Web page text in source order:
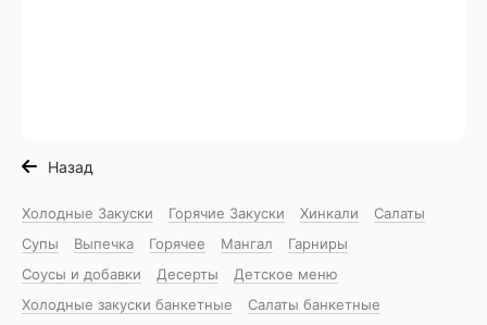
Назад
Холодные Закуски Горячие Закуски Хинкали
Салаты
Супы
Выпечка Горячее Мангал
Гарниры
Соусы и добавки
Десерты
Детское меню
Холодные закуски банкетные
Салаты банкетные